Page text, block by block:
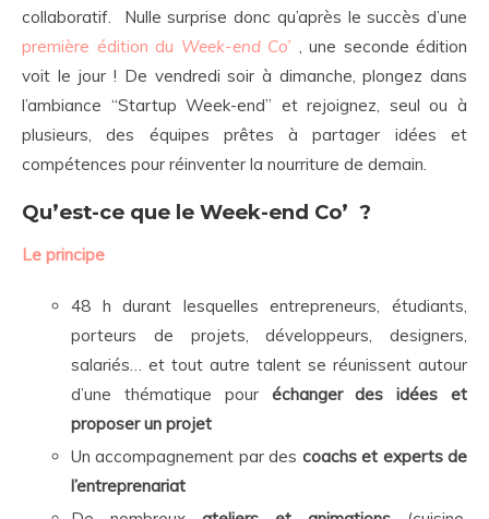
collaboratif. Nulle surprise donc qu’après le succès d’une
première édition du Week-end Co’ , une seconde édition
voit le jour ! De vendredi soir à dimanche, plongez dans
l’ambiance “Startup Week-end” et rejoignez, seul ou à
plusieurs, des équipes prêtes à partager idées et
compétences pour réinventer la nourriture de demain.
Qu’est-ce que le Week-end Co’ ?
Le principe
48 h durant lesquelles entrepreneurs, étudiants,
porteurs de projets, développeurs, designers,
salariés… et tout autre talent se réunissent autour
d’une thématique pour échanger des idées et
proposer un projet
Un accompagnement par des coachs et experts de
l’entreprenariat